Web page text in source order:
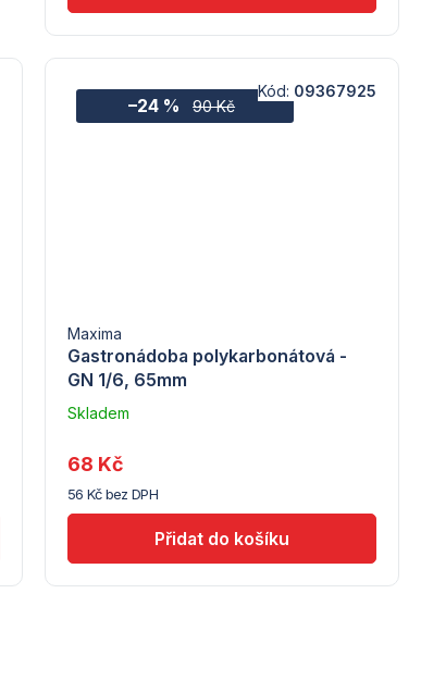
90 Kč
–24 %
Gastronádoba polykarbonátová -
GN 1/6, 65mm
Maxima
Skladem
dodavatele
(10)
56 Kč bez DPH
68 Kč
Kód: 09367925